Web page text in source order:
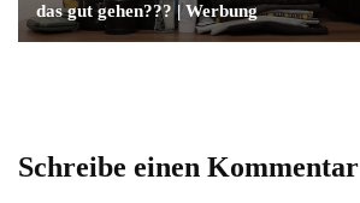
das gut gehen??? | Werbung
Schreibe einen Kommentar